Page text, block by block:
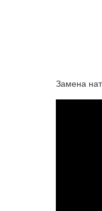
Замена